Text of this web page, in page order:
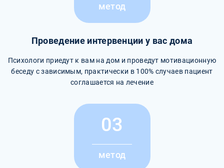
метод
Проведение интервенции у вас дома
Психологи приедут к вам на дом и проведут мотивационную
беседу с зависимым, практически в 100% случаев пациент
соглашается на лечение
03
метод